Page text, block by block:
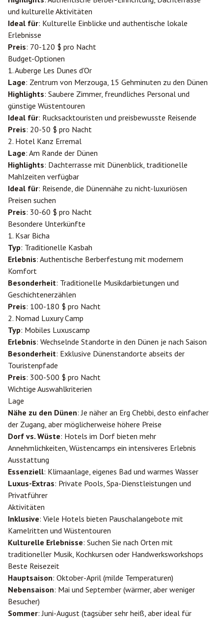
und kulturelle Aktivitäten
Ideal für: Kulturelle Einblicke und authentische lokale
Erlebnisse
Preis: 70-120 $ pro Nacht
Budget-Optionen
1. Auberge Les Dunes d'Or
Lage: Zentrum von Merzouga, 15 Gehminuten zu den Dünen
Highlights: Saubere Zimmer, freundliches Personal und
günstige Wüstentouren
Ideal für: Rucksacktouristen und preisbewusste Reisende
Preis: 20-50 $ pro Nacht
2. Hotel Kanz Erremal
Lage: Am Rande der Dünen
Highlights: Dachterrasse mit Dünenblick, traditionelle
Mahlzeiten verfügbar
Ideal für: Reisende, die Dünennähe zu nicht-luxuriösen
Preisen suchen
Preis: 30-60 $ pro Nacht
Besondere Unterkünfte
1. Ksar Bicha
Typ: Traditionelle Kasbah
Erlebnis: Authentische Berberfestung mit modernem
Komfort
Besonderheit: Traditionelle Musikdarbietungen und
Geschichtenerzählen
Preis: 100-180 $ pro Nacht
2. Nomad Luxury Camp
Typ: Mobiles Luxuscamp
Erlebnis: Wechselnde Standorte in den Dünen je nach Saison
Besonderheit: Exklusive Dünenstandorte abseits der
Touristenpfade
Preis: 300-500 $ pro Nacht
Wichtige Auswahlkriterien
Lage
Nähe zu den Dünen: Je näher an Erg Chebbi, desto einfacher
der Zugang, aber möglicherweise höhere Preise
Dorf vs. Wüste: Hotels im Dorf bieten mehr
Annehmlichkeiten, Wüstencamps ein intensiveres Erlebnis
Ausstattung
Essenziell: Klimaanlage, eigenes Bad und warmes Wasser
Luxus-Extras: Private Pools, Spa-Dienstleistungen und
Privatführer
Aktivitäten
Inklusive: Viele Hotels bieten Pauschalangebote mit
Kamelritten und Wüstentouren
Kulturelle Erlebnisse: Suchen Sie nach Orten mit
traditioneller Musik, Kochkursen oder Handwerksworkshops
Beste Reisezeit
Hauptsaison: Oktober-April (milde Temperaturen)
Nebensaison: Mai und September (wärmer, aber weniger
Besucher)
Sommer: Juni-August (tagsüber sehr heiß, aber ideal für